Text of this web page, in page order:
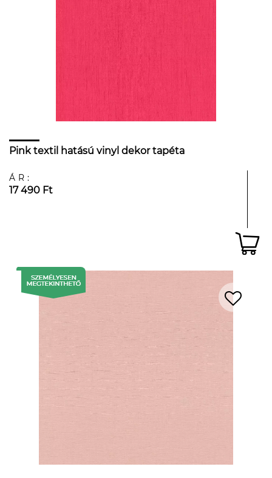
Pink textil hatású vinyl dekor tapéta
ÁR:
17 490 Ft